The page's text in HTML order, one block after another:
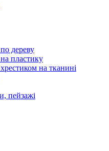
дереву
пластику
на тканині
пейзажі